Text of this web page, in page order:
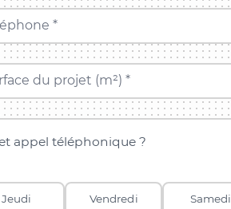
*
du projet (m²) *
appel téléphonique ?
Jeudi Vendredi Samedi